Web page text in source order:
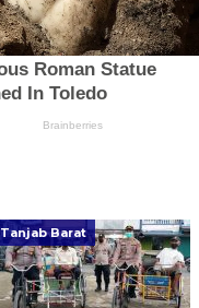
Tanjab Barat